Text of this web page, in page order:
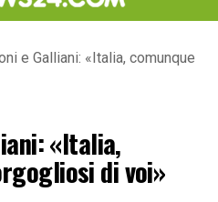
e Galliani: «Italia, comunque
«Italia,
di voi»